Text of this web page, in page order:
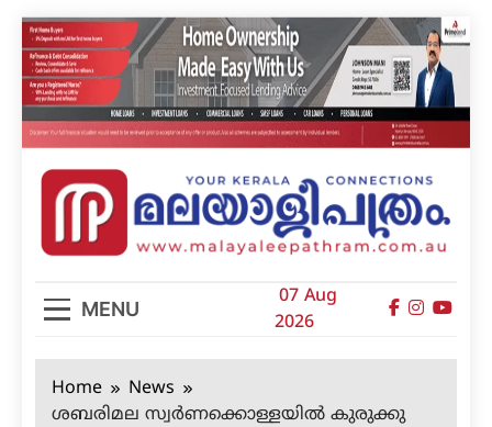
Skip
to
content
മലയാളിപത്രം
MENU
07 Aug
2026
Home
News
ശബരിമല സ്വര്‍ണക്കൊള്ളയില്‍ കുരുക്കു